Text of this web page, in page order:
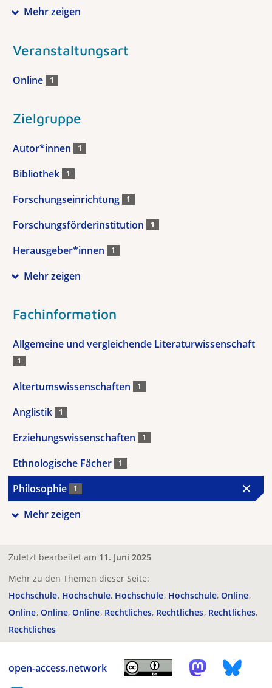
Mehr zeigen
Veranstaltungsart
Online 1
Zielgruppe
Autor*innen 1
Bibliothek 1
Forschungseinrichtung 1
Forschungsförderinstitution 1
Herausgeber*innen 1
Mehr zeigen
Fachinformation
Allgemeine und vergleichende Literaturwissenschaft
1
Altertumswissenschaften 1
Anglistik 1
Erziehungswissenschaften 1
Ethnologische Fächer 1
Philosophie 1
Mehr zeigen
Zuletzt bearbeitet am 11. Juni 2025
Mehr zu den Themen dieser Seite:
Hochschule Hochschule Hochschule Hochschule Online
Online Online Online Rechtliches Rechtliches Rechtliches
Rechtliches
open-access.network